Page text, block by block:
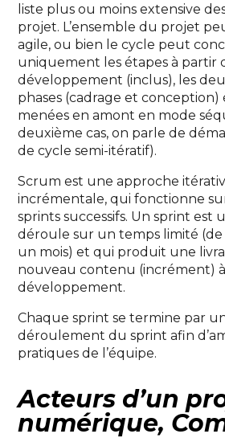
liste plus ou moins extensive
projet. L’ensemble du projet
agile, ou bien le cycle peut
uniquement les étapes à partir
développement (inclus), les
phases (cadrage et conception)
menées en amont en mode
deuxième cas, on parle de
de cycle semi-itératif).
Scrum est une approche
incrémentale, qui fonctionne
sprints successifs. Un sprint est
déroule sur un temps limité
un mois) et qui produit une
nouveau contenu (incrément)
développement.
Chaque sprint se termine par
déroulement du sprint afin
pratiques de l’équipe.
Acteurs d’un
numérique,